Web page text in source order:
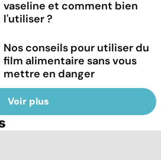
vaseline et comment bien
l'utiliser ?
Nos conseils pour utiliser du
film alimentaire sans vous
mettre en danger
Voir plus